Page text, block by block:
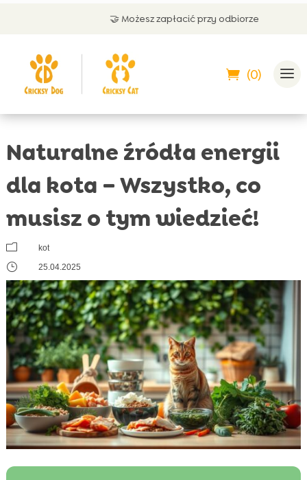
🤝 Możesz zapłacić przy odbiorze
(0)
Naturalne źródła energii
dla kota – Wszystko, co
musisz o tym wiedzieć!
m kot
} 25.04.2025